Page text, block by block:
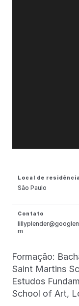
Local de residência
São Paulo
Contato
m
Formação:
Saint Martins
Estudos
School of Art,